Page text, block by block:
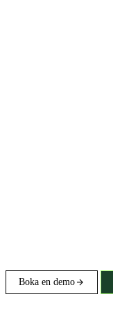
Boka en demo